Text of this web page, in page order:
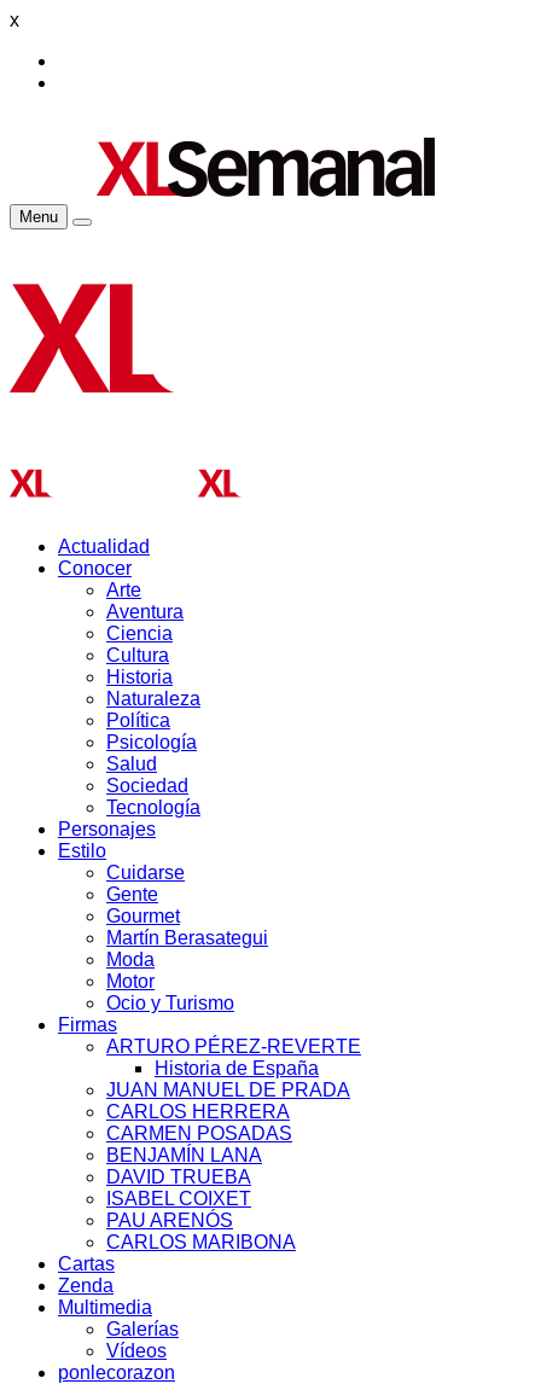
x
Menu
Actualidad
Conocer
Arte
Aventura
Ciencia
Cultura
Historia
Naturaleza
Política
Psicología
Salud
Sociedad
Tecnología
Personajes
Estilo
Cuidarse
Gente
Gourmet
Martín Berasategui
Moda
Motor
Ocio y Turismo
Firmas
ARTURO PÉREZ-REVERTE
Historia de España
JUAN MANUEL DE PRADA
CARLOS HERRERA
CARMEN POSADAS
BENJAMÍN LANA
DAVID TRUEBA
ISABEL COIXET
PAU ARENÓS
CARLOS MARIBONA
Cartas
Zenda
Multimedia
Galerías
Vídeos
ponlecorazon